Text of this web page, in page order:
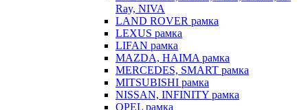
Ray, NIVA
LAND ROVER рамка
LEXUS рамка
LIFAN рамка
MAZDA, HAIMA рамка
MERCEDES, SMART рамка
MITSUBISHI рамка
NISSAN, INFINITY рамка
OPEL рамка